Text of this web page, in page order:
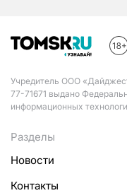
Учредитель ООО
77-71671 выдано
информационных
Разделы
Новости
Контакты